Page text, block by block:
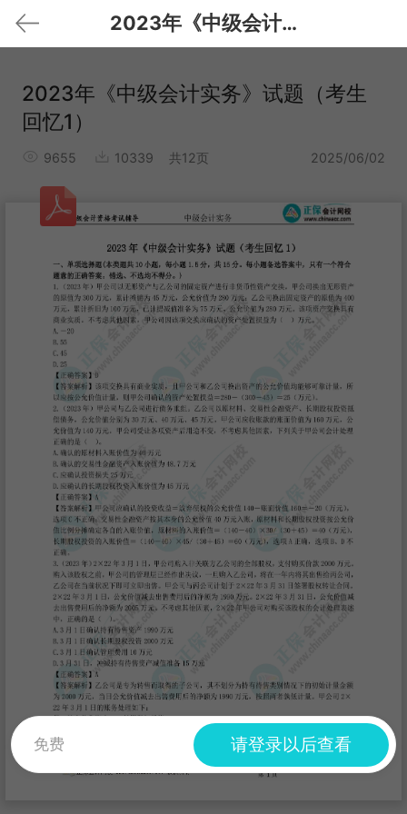
2023年《中级会计实务》试题（考生回忆1）
2023年《中级会计实务》试题（考生
回忆1）
9655 10339 共12页 2025/06/02
免费 请登录以后查看